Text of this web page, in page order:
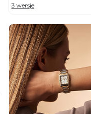
3 wersje